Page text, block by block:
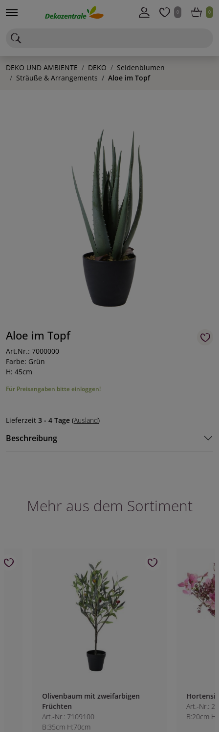
0 0
DEKO UND AMBIENTE DEKO
Seidenblumen
Sträuße & Arrangements
Aloe im Topf
Aloe im Topf
Art.Nr.: 7000000
Farbe: Grün
H: 45cm
Für Preisangaben bitte einloggen!
Lieferzeit 3 - 4 Tage (Ausland)
Beschreibung
Mehr aus dem Sortiment
Olivenbaum mit zweifarbigen
Früchten
Art.-Nr.: 7109100
B:35cm H:70cm
Hortensien-
Art.-Nr.: 2072700
B:20cm H:40cm